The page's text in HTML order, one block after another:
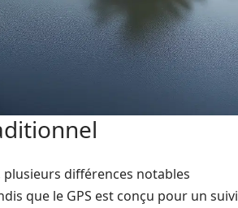
plusieurs différences notables
que le GPS est conçu pour un suivi